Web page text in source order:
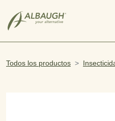
Todos los productos